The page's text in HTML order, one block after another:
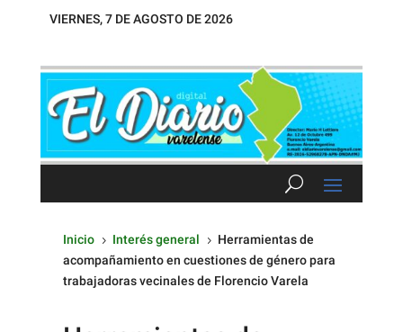
VIERNES, 7 DE AGOSTO DE 2026
Inicio 5 Interés general 5 Herramientas de
acompañamiento en cuestiones de género para
trabajadoras vecinales de Florencio Varela